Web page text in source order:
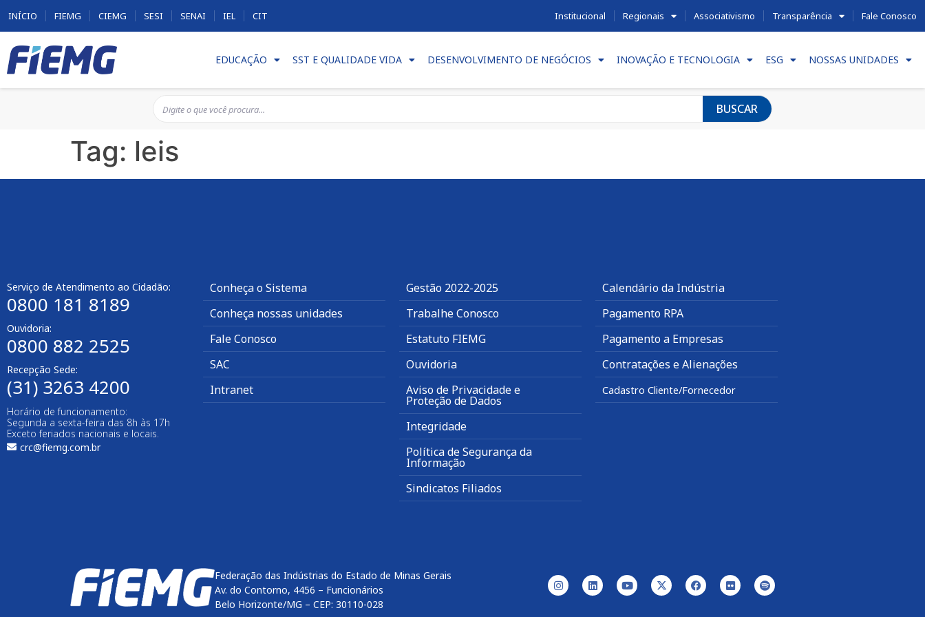
INÍCIO FIEMG CIEMG SESI SENAI IEL CIT Institucional Regionais Associativismo Transparência Fale Conosco
EDUCAÇÃO SST E QUALIDADE VIDA DESENVOLVIMENTO DE NEGÓCIOS INOVAÇÃO E TECNOLOGIA ESG NOSSAS UNIDADES
BUSCAR
Tag: leis
Serviço de Atendimento ao Cidadão:
0800 181 8189
Ouvidoria:
0800 882 2525
Recepção Sede:
(31) 3263 4200
Horário de funcionamento:
Segunda a sexta-feira das 8h às 17h
Exceto feriados nacionais e locais.
crc@fiemg.com.br
Conheça o Sistema
Conheça nossas unidades
Fale Conosco
SAC
Intranet
Gestão 2022-2025
Trabalhe Conosco
Estatuto FIEMG
Ouvidoria
Aviso de Privacidade e
Proteção de Dados
Integridade
Política de Segurança da
Informação
Sindicatos Filiados
Calendário da Indústria
Pagamento RPA
Pagamento a Empresas
Contratações e Alienações
Cadastro Cliente/Fornecedor
Federação das Indústrias do Estado de Minas Gerais
Av. do Contorno, 4456 – Funcionários
Belo Horizonte/MG – CEP: 30110-028
btn-04